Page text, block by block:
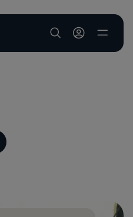
User account